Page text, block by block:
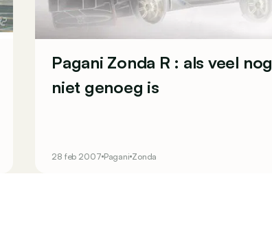
Pagani Zonda R : als veel nog
niet genoeg is
28 feb 2007 Pagani Zonda